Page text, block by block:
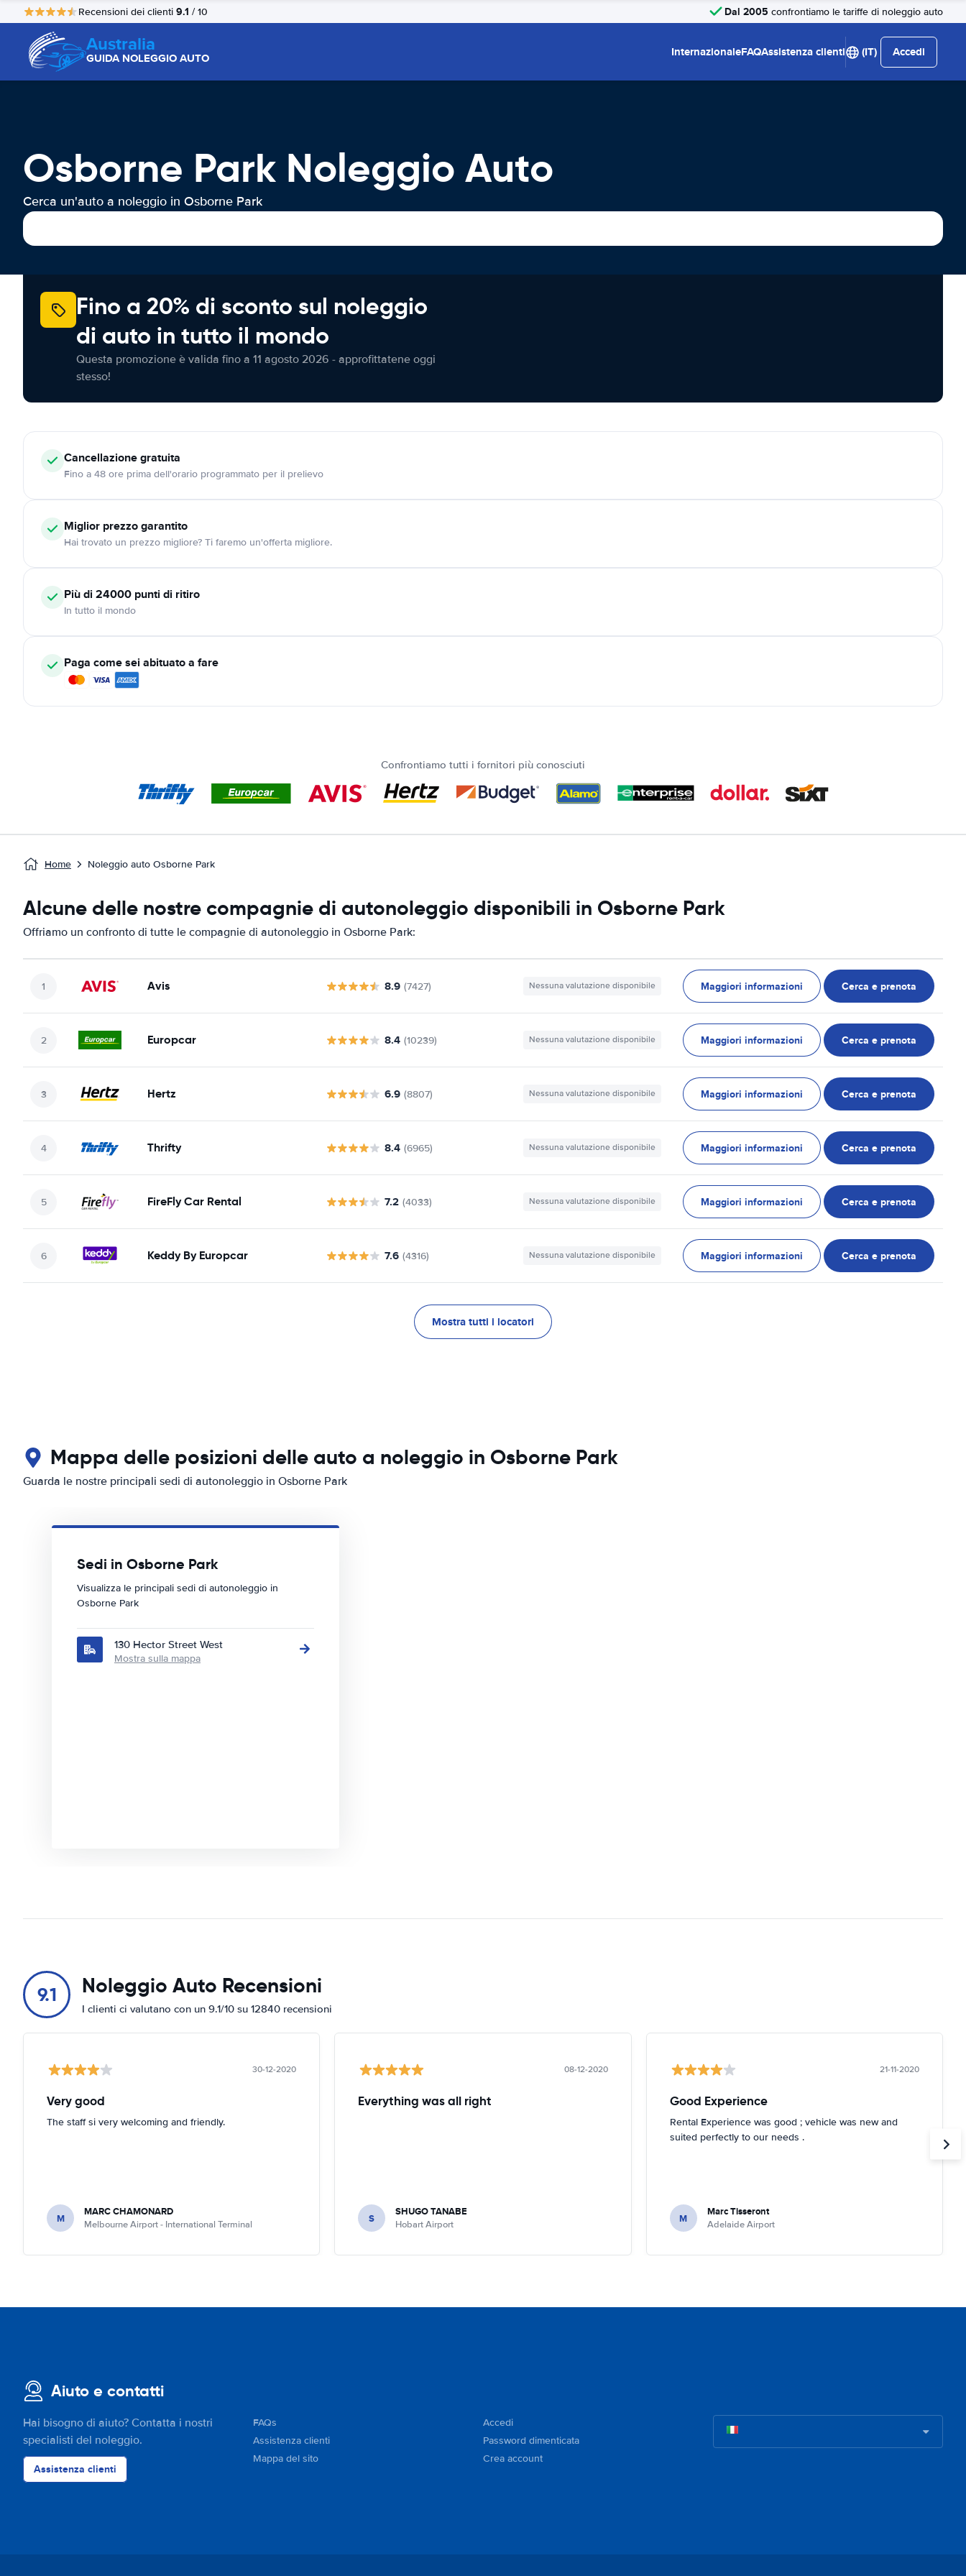
Recensioni dei clienti 9.1 / 10 Dal 2005 confrontiamo le tariffe di noleggio auto
Australia
GUIDA NOLEGGIO AUTO InternazionaleFAQAssistenza clienti (IT) Accedi
Osborne Park Noleggio Auto
Cerca un'auto a noleggio in Osborne Park
Fino a 20% di sconto sul noleggio
di auto in tutto il mondo
Questa promozione è valida fino a 11 agosto 2026 - approfittatene oggi
stesso!
Cancellazionegratuita
Fino a 48 ore prima dell'orario programmato per il prelievo
Miglior prezzo garantito
Hai trovato un prezzo migliore? Ti faremo un'offerta migliore.
Più di 24000 punti di ritiro
In tutto il mondo
Paga come sei abituato a fare
Confrontiamo tutti i fornitori più conosciuti
Home Noleggio auto Osborne Park
Alcune delle nostre compagnie di autonoleggio disponibili in Osborne Park
Offriamo un confronto di tutte le compagnie di autonoleggio in Osborne Park:
Avis 8.9 (7427) Nessuna valutazione disponibile Maggiori informazioni Cerca e prenota
Europcar 8.4 (10239) Nessuna valutazione disponibile Maggiori informazioni Cerca e prenota
Hertz 6.9 (8807) Nessuna valutazione disponibile Maggiori informazioni Cerca e prenota
Thrifty 8.4 (6965) Nessuna valutazione disponibile Maggiori informazioni Cerca e prenota
FireFly Car Rental 7.2 (4033) Nessuna valutazione disponibile Maggiori informazioni Cerca e prenota
Keddy By Europcar 7.6 (4316) Nessuna valutazione disponibile Maggiori informazioni Cerca e prenota
Mostra tutti i locatori
Mappa delle posizioni delle auto a noleggio in Osborne Park
Guarda le nostre principali sedi di autonoleggio in Osborne Park
Sedi in Osborne Park
Visualizza le principali sedi di autonoleggio in
Osborne Park
130 Hector Street West
Mostra sulla mappa
9.1 Noleggio Auto Recensioni
I clienti ci valutano con un 9.1/10 su 12840 recensioni
30-12-2020
Very good
The staff si very welcoming and friendly.
M MARC CHAMONARD
Melbourne Airport - International Terminal
08-12-2020
Everything was all right
S SHUGO TANABE
Hobart Airport
21-11-2020
Good Experience
Rental Experience was good ; vehicle was new and
suited perfectly to our needs .
M Marc Tisseront
Adelaide Airport
Aiuto e contatti
Hai bisogno di aiuto? Contatta i nostri
specialisti del noleggio.
Assistenza clienti
FAQs
Assistenza clienti
Mappa del sito
Accedi
Password dimenticata
Crea account